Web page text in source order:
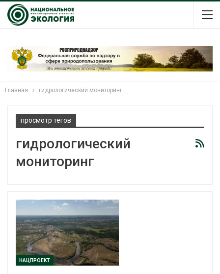
Главная гидрологический мониторинг
просмотр тегов
гидрологический
мониторинг
НАЦПРОЕКТ